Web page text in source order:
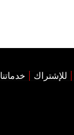
للإشتراك
خدماتنا